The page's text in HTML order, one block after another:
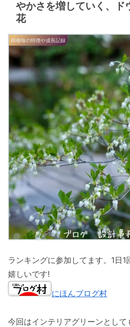
やかさを増していく、ド
花
樹種毎の特徴や成長記録
ランキングに参加してます。1日1
嬉しいです!
にほんブログ村
今回はインテリアグリーンとし